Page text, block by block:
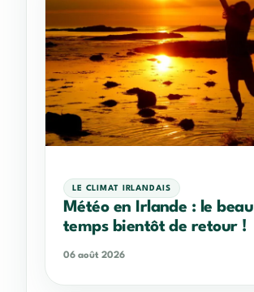
LE CLIMAT IRLANDAIS
Météo en Irlande : le beau
temps bientôt de retour !
06 août 2026